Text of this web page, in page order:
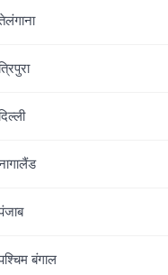
बंगाल
बिश्नोई गैंग से मिली
जल्द उन्हें जवाब मिलेगा
के मिस्टर परफेक्शनिस्ट आमिर
गैंग के निशाने पर आ गए हैं.…